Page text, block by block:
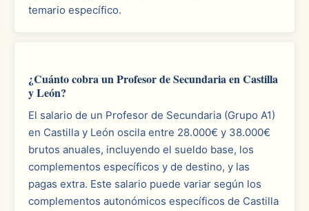
temario específico.
¿Cuánto cobra un Profesor de Secundaria en Castilla
y León?
El salario de un Profesor de Secundaria (Grupo A1)
en Castilla y León oscila entre 28.000€ y 38.000€
brutos anuales, incluyendo el sueldo base, los
complementos específicos y de destino, y las
pagas extra. Este salario puede variar según los
complementos autonómicos específicos de Castilla